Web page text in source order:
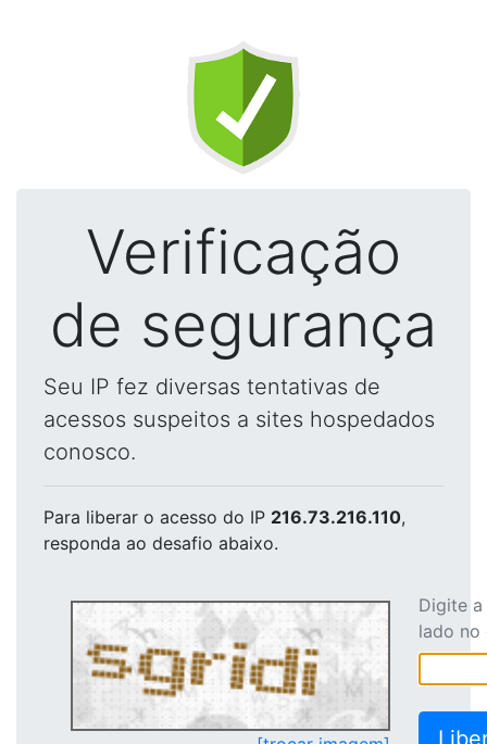
Verificação
de segurança
Seu IP fez diversas tentativas de
acessos suspeitos a sites hospedados
conosco.
Para liberar o acesso do IP 216.73.216.110,
responda ao desafio abaixo.
Digite
lado no